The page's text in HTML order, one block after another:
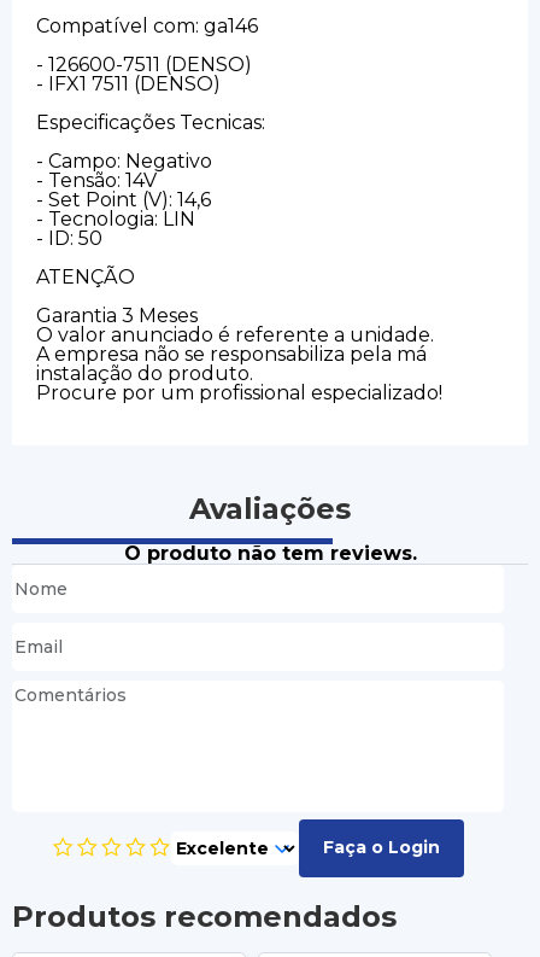
Compatível com: ga146
- 126600-7511 (DENSO)
- IFX1 7511 (DENSO)
Especificações Tecnicas:
- Campo: Negativo
- Tensão: 14V
- Set Point (V): 14,6
- Tecnologia: LIN
- ID: 50
ATENÇÃO
Garantia 3 Meses
O valor anunciado é referente a unidade.
A empresa não se responsabiliza pela má
instalação do produto.
Procure por um profissional especializado!
Avaliações
O produto não tem reviews.
Faça o Login
Produtos recomendados